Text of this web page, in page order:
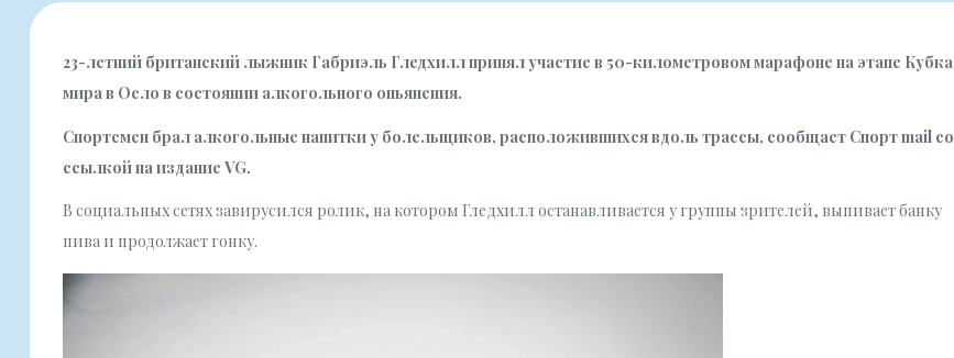
23-летний британский лыжник Габриэль Гледхилл принял участие в 50-километровом марафоне на этапе Кубка
мира в Осло в состоянии алкогольного опьянения.
Спортсмен брал алкогольные напитки у болельщиков, расположившихся вдоль трассы, сообщаетСпорт mail со
ссылкой на издание VG.
В социальных сетях завирусился ролик, на котором Гледхилл останавливается у группы зрителей, выпивает банку
пива и продолжает гонку.